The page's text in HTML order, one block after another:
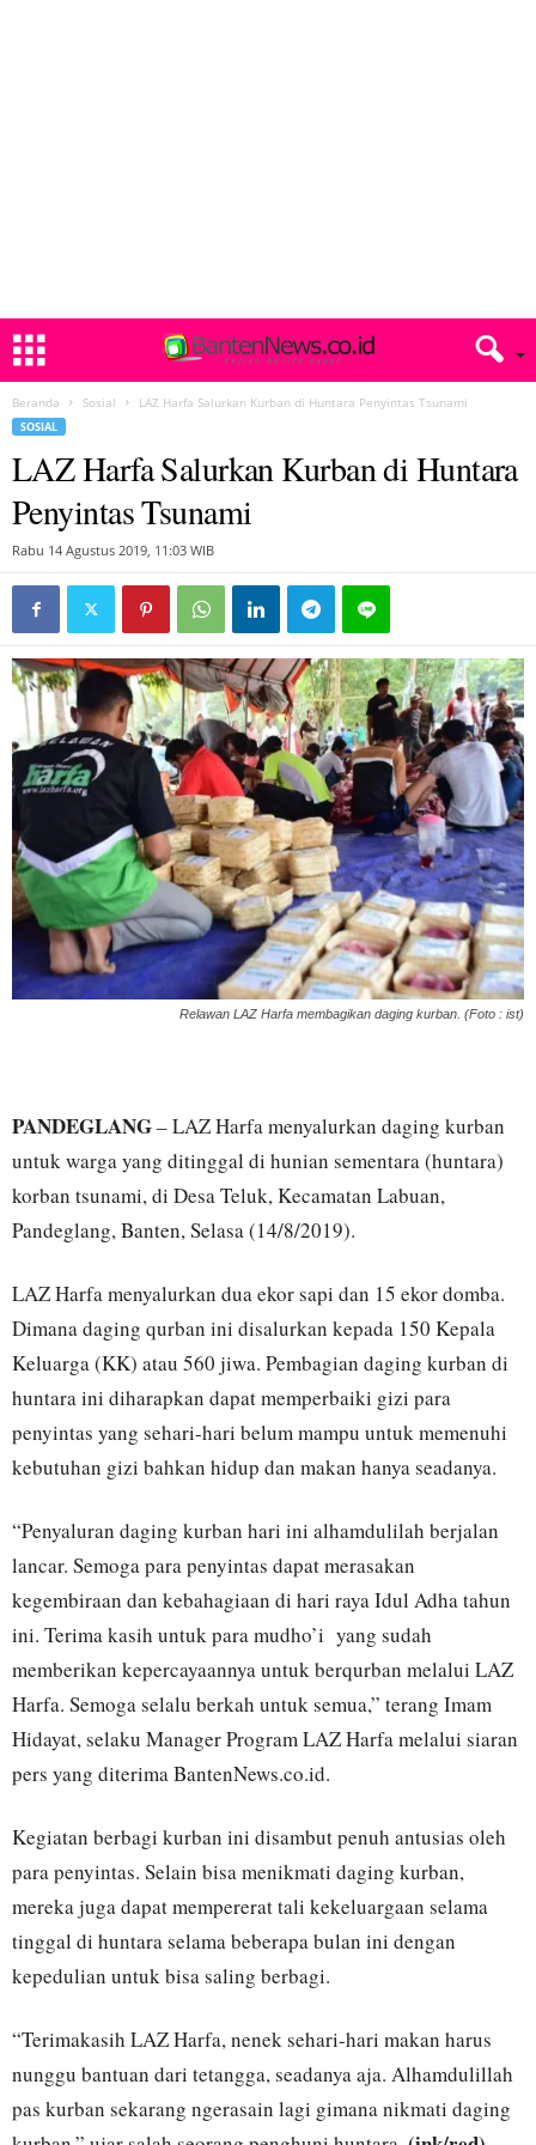
Beranda Sosial LAZ Harfa Salurkan Kurban di Huntara Penyintas Tsunami
SOSIAL
LAZ Harfa Salurkan Kurban di Huntara
Penyintas Tsunami
Rabu 14 Agustus 2019, 11:03 WIB
Relawan LAZ Harfa membagikan daging kurban. (Foto : ist)
PANDEGLANG– LAZ Harfa menyalurkan daging kurban
untuk warga yang ditinggal di hunian sementara (huntara)
korban tsunami, di Desa Teluk, Kecamatan Labuan,
Pandeglang, Banten, Selasa (14/8/2019).
LAZ Harfa menyalurkan dua ekor sapi dan 15 ekor domba.
Dimana daging qurban ini disalurkan kepada 150 Kepala
Keluarga (KK) atau 560 jiwa. Pembagian daging kurban di
huntara ini diharapkan dapat memperbaiki gizi para
penyintas yang sehari-hari belum mampu untuk memenuhi
kebutuhan gizi bahkan hidup dan makan hanya seadanya.
“Penyaluran daging kurban hari ini alhamdulilah berjalan
lancar. Semoga para penyintas dapat merasakan
kegembiraan dan kebahagiaan di hari raya Idul Adha tahun
ini. Terima kasih untuk para mudho’i yang sudah
memberikan kepercayaannya untuk berqurban melalui LAZ
Harfa. Semoga selalu berkah untuk semua,” terang Imam
Hidayat, selaku Manager Program LAZ Harfa melalui siaran
pers yang diterima BantenNews.co.id.
Kegiatan berbagi kurban ini disambut penuh antusias oleh
para penyintas. Selain bisa menikmati daging kurban,
mereka juga dapat mempererat tali kekeluargaan selama
tinggal di huntara selama beberapa bulan ini dengan
kepedulian untuk bisa saling berbagi.
“Terimakasih LAZ Harfa, nenek sehari-hari makan harus
nunggu bantuan dari tetangga, seadanya aja. Alhamdulillah
pas kurban sekarang ngerasain lagi gimana nikmati daging